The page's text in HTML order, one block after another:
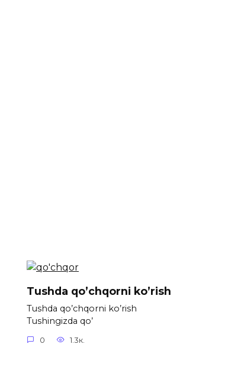
Tushda qo’chqorni ko’rish
Tushda qo’chqorni ko’rish
Tushingizda qo’
0 1.3к.